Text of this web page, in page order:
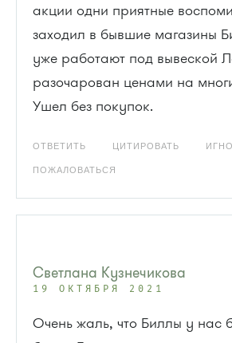
акции одни приятные
заходил в бывшие магазины
уже работают под вывеской
разочарован ценами на
Ушел без покупок.
ОТВЕТИТЬ ЦИТИРОВАТЬ
ПОЖАЛОВАТЬСЯ
Светлана Кузнечикова
19 ОКТЯБРЯ 2021
Очень жаль, что Биллы у нас